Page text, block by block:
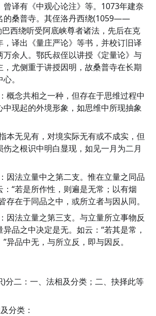
曾译有《中观心论注》等。1073年建奈
的桑普寺。其侄洛丹西绕(1059——
巴西绕听受阿底峡尊者诸法，先后在克
，译出《量庄严论》等书，并校订旧译
万余人。鄂氏叔侄以讲授《定量论》与
，尤侧重于讲授因明，故桑普寺在长期
。
概念共相之一种，但存在于思维过程中
中现起的外境形象，如思维中所现抽象
本无见有，对境实际无有或不成实，但
之根识中明白显现，如见一月为二月
因法立量中之第二支。惟在立量之同品
“若是所作性，则遍是无常；以有烟
存在于同品之中，或所立者与因从同。
因法立量之第三支。与立量所立事物反
品之中决定是无。如云：“若其是常，
异品中无，与所立反，即与因反。
)分二：一、法相及分类；二、抉择此等
分类：